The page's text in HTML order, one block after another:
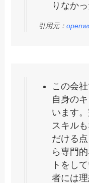
りなかっ
引用元：
この会
自身の
います
スキル
だける
ら専門
トをし
者には